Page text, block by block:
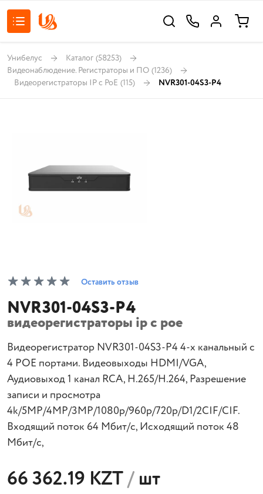
Унибелус Каталог (58253)
Видеонаблюдение. Регистраторы и ПО (1236)
Видеорегистраторы IP с PoE (115) NVR301-04S3-P4
Оставить отзыв
NVR301-04S3-P4
видеорегистраторы ip с poe
Видеорегистратор NVR301-04S3-P4 4-х канальный с
4 POE портами. Видеовыходы HDMI/VGA,
Аудиовыход 1 канал RCA, Н.265/Н.264, Разрешение
записи и просмотра
4k/5MP/4MP/3MP/1080p/960p/720p/D1/2CIF/CIF.
Входящий поток 64 Мбит/с, Исходящий поток 48
Мбит/с,
66 362.19 KZT/шт